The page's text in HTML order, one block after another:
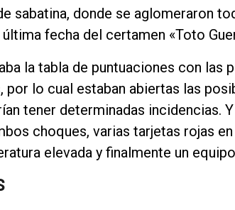
sabatina, donde se aglomeraron
fecha del certamen «Toto
la tabla de puntuaciones con las
por lo cual estaban abiertas las
tener determinadas incidencias.
choques, varias tarjetas rojas
elevada y finalmente un